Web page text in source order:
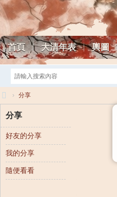
首頁 大清年表 輿圖
大
清
帝
國
› 分享
分享
好友的分享
我的分享
隨便看看